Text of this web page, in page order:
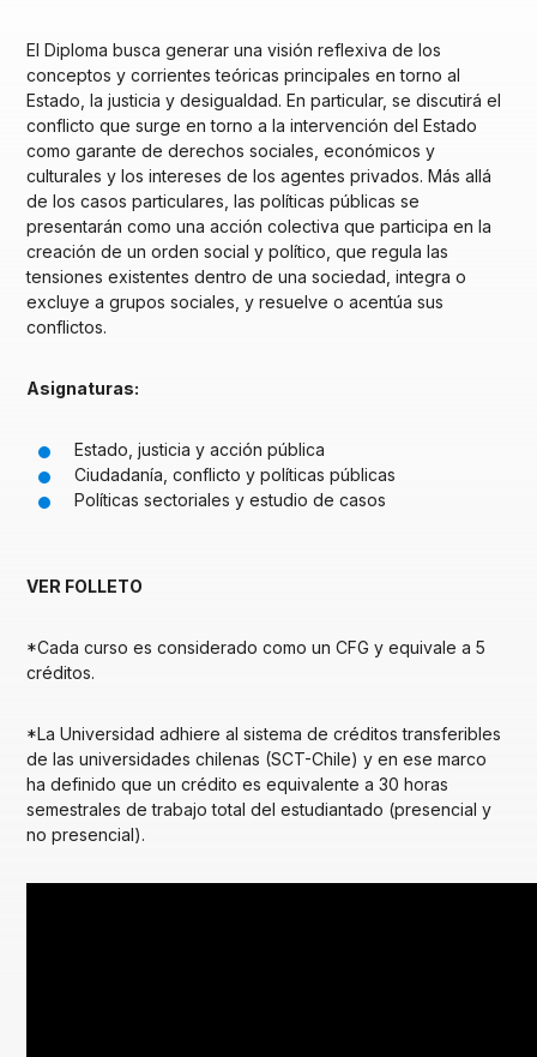
El Diploma busca generar una visión reflexiva de los
conceptos y corrientes teóricas principales en torno al
Estado, la justicia y desigualdad. En particular, se discutirá el
conflicto que surge en torno a la intervención del Estado
como garante de derechos sociales, económicos y
culturales y los intereses de los agentes privados. Más allá
de los casos particulares, las políticas públicas se
presentarán como una acción colectiva que participa en la
creación de un orden social y político, que regula las
tensiones existentes dentro de una sociedad, integra o
excluye a grupos sociales, y resuelve o acentúa sus
conflictos.
Asignaturas:
Estado, justicia y acción pública
Ciudadanía, conflicto y políticas públicas
Políticas sectoriales y estudio de casos
VER FOLLETO
*Cada curso es considerado como un CFG y equivale a 5
créditos.
*La Universidad adhiere al sistema de créditos transferibles
de las universidades chilenas (SCT-Chile) y en ese marco
ha definido que un crédito es equivalente a 30 horas
semestrales de trabajo total del estudiantado (presencial y
no presencial).